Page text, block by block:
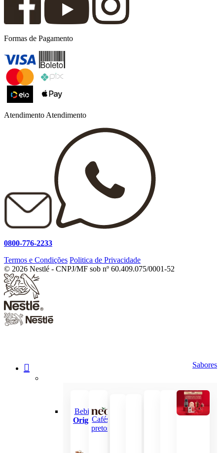
Formas de Pagamento
Atendimento Atendimento
0800-776-2233
Termos e Condições Politica de Privacidade
© 2026 Nestlé - CNPJ/MF sob nº 60.409.075/0001-52
Sabores
Bebidas
OriginalCafés
pretos